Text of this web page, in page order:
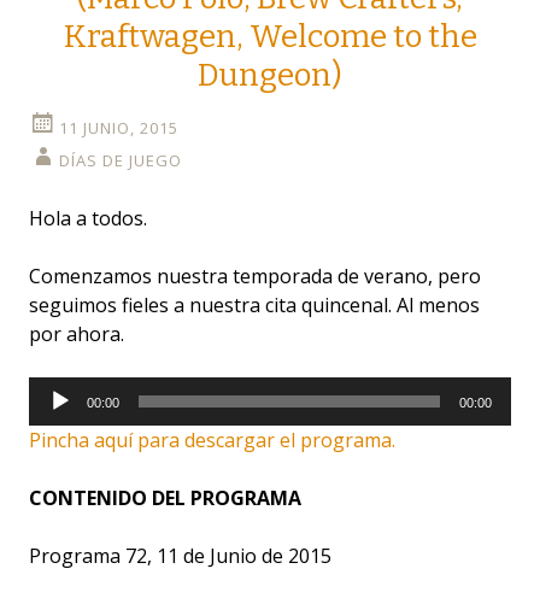
Kraftwagen, Welcome to the
Dungeon)
11 JUNIO, 2015
DÍAS DE JUEGO
Hola a todos.
Comenzamos nuestra temporada de verano, pero
seguimos fieles a nuestra cita quincenal. Al menos
por ahora.
Reproductor
de
audio
00:00 00:00
Pincha aquí para descargar el programa.
CONTENIDO DEL PROGRAMA
Programa 72, 11 de Junio de 2015